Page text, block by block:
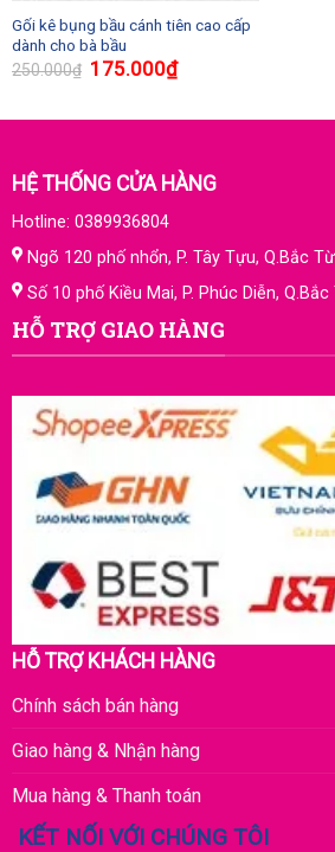
Gối kê bụng bầu cánh tiên cao cấp
dành cho bà bầu
250.000₫ 175.000₫
HỆ THỐNG CỬA HÀNG
Hotline: 0389936804
Ngõ 120 phố nhổn, P. Tây Tựu, Q.Bắc
Số 10 phố Kiều Mai, P. Phúc Diễn,
HỖ TRỢ GIAO HÀNG
HỖ TRỢ KHÁCH HÀNG
Chính sách bán hàng
Giao hàng & Nhận hàng
Mua hàng & Thanh toán
KẾT NỐI VỚI CHÚNG TÔI